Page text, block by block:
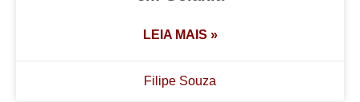
LEIA MAIS »
Filipe Souza